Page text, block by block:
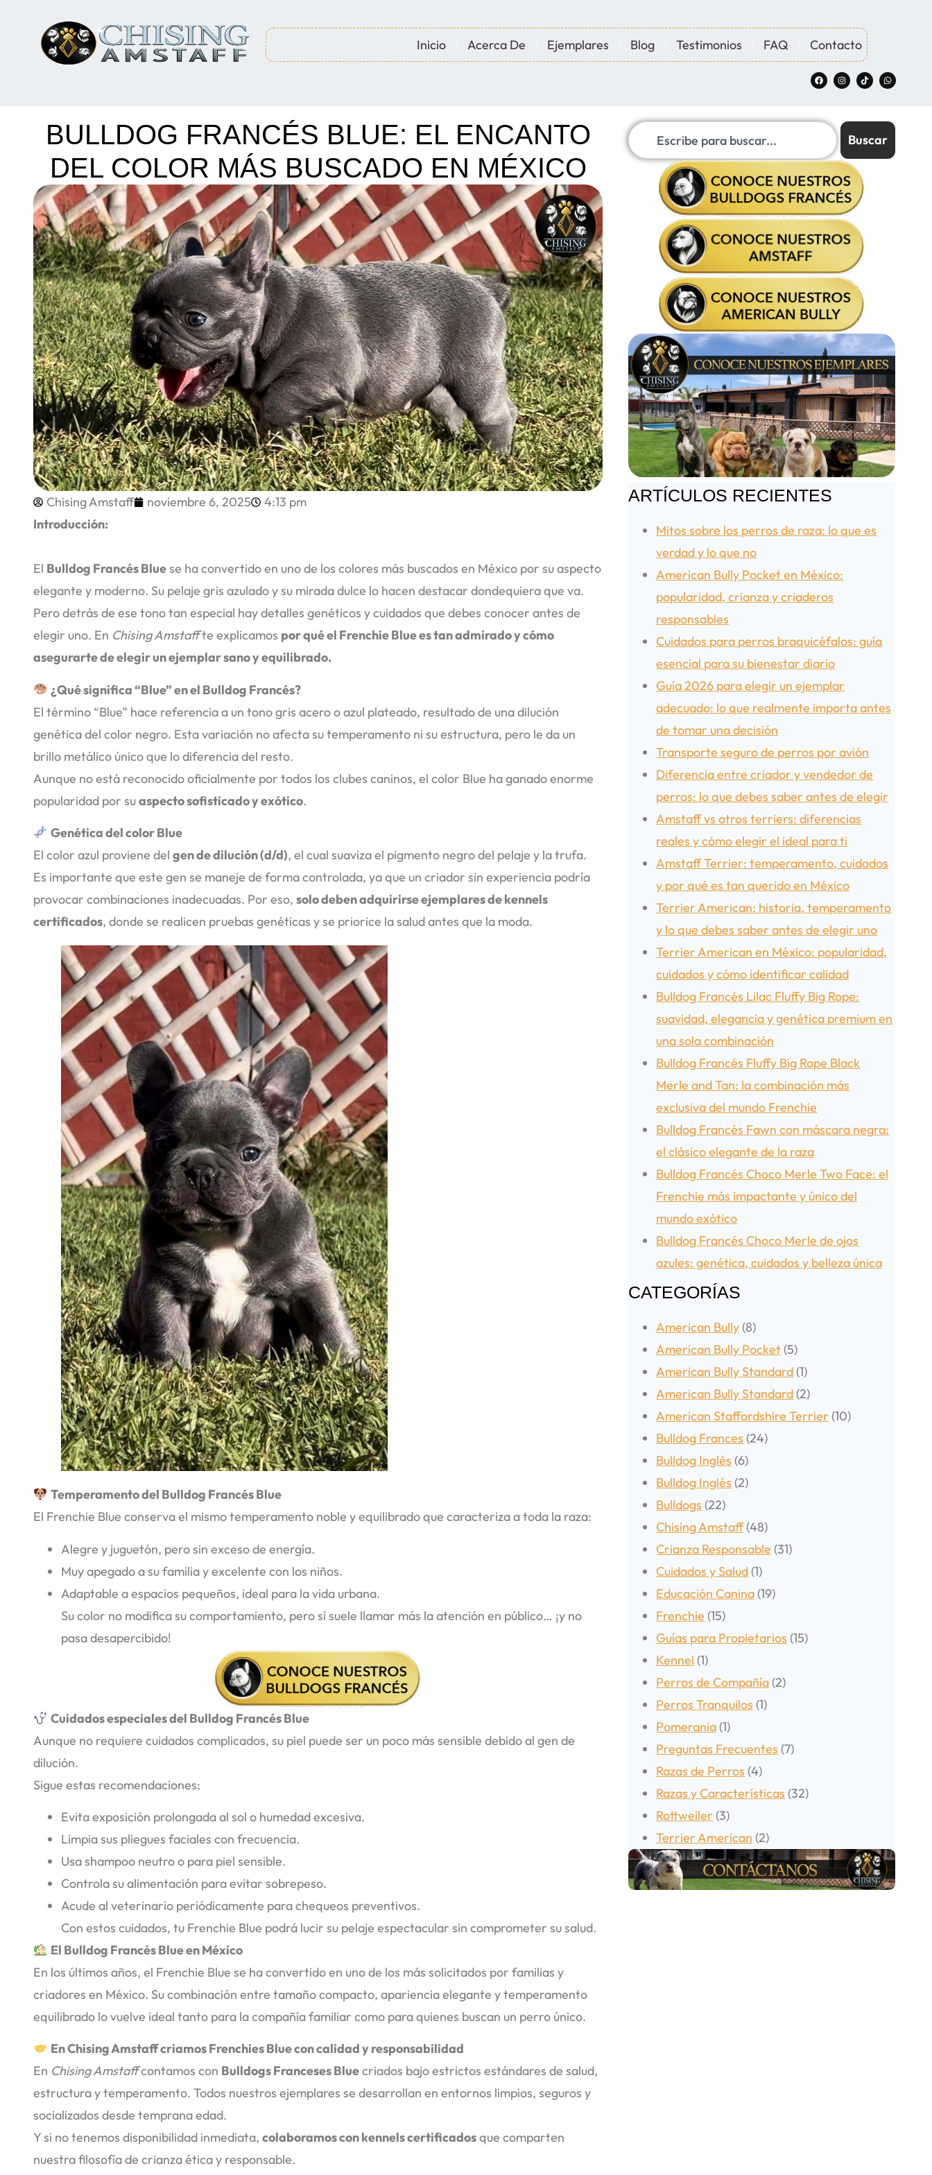
Inicio Acerca De Ejemplares Blog Testimonios FAQ Contacto
BULLDOG FRANCÉS BLUE: EL ENCANTO
DEL COLOR MÁS BUSCADO EN MÉXICO
Chising Amstaff noviembre 6, 2025
4:13 pm
Introducción:
El Bulldog Francés Bluese ha convertido en uno de los colores más buscados en México por su aspecto
elegante y moderno. Su pelaje gris azulado y su mirada dulce lo hacen destacar dondequiera que va.
Pero detrás de ese tono tan especial hay detalles genéticos y cuidados que debes conocer antes de
elegir uno. En Chising Amstaffte explicamos por qué el Frenchie Blue es tan admirado y cómo
asegurarte de elegir un ejemplar sano y equilibrado.
¿Qué significa “Blue” en el Bulldog Francés?
El término “Blue” hace referencia a un tono gris acero o azul plateado, resultado de una dilución
genética del color negro. Esta variación no afecta su temperamento ni su estructura, pero le da un
brillo metálico único que lo diferencia del resto.
Aunque no está reconocido oficialmente por todos los clubes caninos, el color Blue ha ganado enorme
popularidad por suaspecto sofisticado y exótico.
Genética del color Blue
El color azul proviene del gen de dilución (d/d), el cual suaviza el pigmento negro del pelaje y la trufa.
Es importante que este gen se maneje de forma controlada, ya que un criador sin experiencia podría
provocar combinaciones inadecuadas. Por eso, solo deben adquirirse ejemplares de kennels
certificados, donde se realicen pruebas genéticas y se priorice la salud antes que la moda.
Temperamento del Bulldog Francés Blue
El Frenchie Blue conserva el mismo temperamento noble y equilibrado que caracteriza a toda la raza:
Alegre y juguetón, pero sin exceso de energía.
Muy apegado a su familia y excelente con los niños.
Adaptable a espacios pequeños, ideal para la vida urbana.
Su color no modifica su comportamiento, pero sí suele llamar más la atención en público… ¡y no
pasa desapercibido!
Cuidados especiales del Bulldog Francés Blue
Aunque no requiere cuidados complicados, su piel puede ser un poco más sensible debido al gen de
dilución.
Sigue estas recomendaciones:
Evita exposición prolongada al sol o humedad excesiva.
Limpia sus pliegues faciales con frecuencia.
Usa shampoo neutro o para piel sensible.
Controla su alimentación para evitar sobrepeso.
Acude al veterinario periódicamente para chequeos preventivos.
Con estos cuidados, tu Frenchie Blue podrá lucir su pelaje espectacular sin comprometer su salud.
El Bulldog Francés Blue en México
En los últimos años, el Frenchie Blue se ha convertido en uno de los más solicitados por familias y
criadores en México. Su combinación entre tamaño compacto, apariencia elegante y temperamento
equilibrado lo vuelve ideal tanto para la compañía familiar como para quienes buscan un perro único.
En Chising Amstaff criamos Frenchies Blue con calidad y responsabilidad
En Chising Amstaffcontamos con Bulldogs Franceses Bluecriados bajo estrictos estándares de salud,
estructura y temperamento. Todos nuestros ejemplares se desarrollan en entornos limpios, seguros y
socializados desde temprana edad.
Y si no tenemos disponibilidad inmediata, colaboramos con kennels certificadosque comparten
nuestra filosofía de crianza ética y responsable.
Buscar
ARTÍCULOS RECIENTES
Mitos sobre los perros de raza: lo que es
verdad y lo que no
American Bully Pocket en México:
popularidad, crianza y criaderos
responsables
Cuidados para perros braquicéfalos: guía
esencial para su bienestar diario
Guía 2026 para elegir un ejemplar
adecuado: lo que realmente importa antes
de tomar una decisión
Transporte seguro de perros por avión
Diferencia entre criador y vendedor de
perros: lo que debes saber antes de elegir
Amstaff vs otros terriers: diferencias
reales y cómo elegir el ideal para ti
Amstaff Terrier: temperamento, cuidados
y por qué es tan querido en México
Terrier American: historia, temperamento
y lo que debes saber antes de elegir uno
Terrier American en México: popularidad,
cuidados y cómo identificar calidad
Bulldog Francés Lilac Fluffy Big Rope:
suavidad, elegancia y genética premium en
una sola combinación
Bulldog Francés Fluffy Big Rope Black
Merle and Tan: la combinación más
exclusiva del mundo Frenchie
Bulldog Francés Fawn con máscara negra:
el clásico elegante de la raza
Bulldog Francés Choco Merle Two Face: el
Frenchie más impactante y único del
mundo exótico
Bulldog Francés Choco Merle de ojos
azules: genética, cuidados y belleza única
CATEGORÍAS
American Bully (8)
American Bully Pocket (5)
American Bully Standard (1)
American Bully Standard (2)
American Staffordshire Terrier (10)
Bulldog Frances (24)
Bulldog Inglés (6)
Bulldog Inglés (2)
Bulldogs (22)
Chising Amstaff(48)
Crianza Responsable (31)
Cuidados y Salud (1)
Educación Canina (19)
Frenchie (15)
Guías para Propietarios (15)
Kennel (1)
Perros de Compañía (2)
Perros Tranquilos (1)
Pomerania (1)
Preguntas Frecuentes (7)
Razas de Perros (4)
Razas y Características (32)
Rottweiler (3)
Terrier American (2)